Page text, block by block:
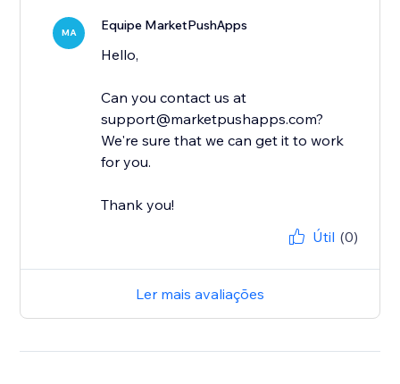
MA Equipe MarketPushApps
Hello,
Can you contact us at
support@marketpushapps.com?
We're sure that we can get it to work
for you.
Thank you!
Útil (0)
Ler mais avaliações